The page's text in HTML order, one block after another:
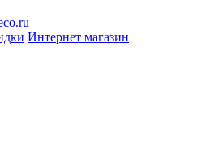
Интернет магазин